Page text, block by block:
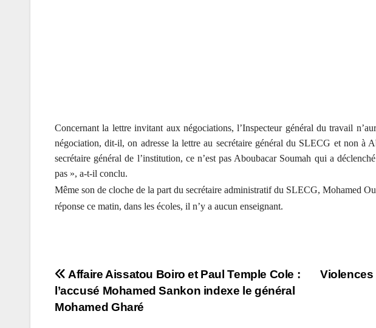
Concernant la lettre invitant aux négociations, l’Inspecteur général du travail
négociation, dit-il, on adresse la lettre au secrétaire général du SLECG et non à
secrétaire général de l’institution, ce n’est pas Aboubacar Soumah qui a
pas », a-t-il conclu.
Même son de cloche de la part du secrétaire administratif du SLECG, Mohamed
réponse ce matin, dans les écoles, il n’y a aucun enseignant.
Navigation
de
Violences
Affaire Aissatou Boiro et Paul Temple Cole :
l’accusé Mohamed Sankon indexe le général
Mohamed Gharé